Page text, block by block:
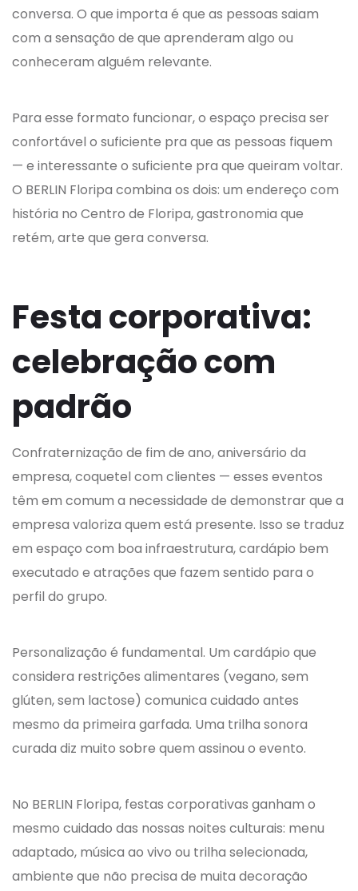
conversa. O que importa é que as pessoas saiam
com a sensação de que aprenderam algo ou
conheceram alguém relevante.
Para esse formato funcionar, o espaço precisa ser
confortável o suficiente pra que as pessoas fiquem
— e interessante o suficiente pra que queiram voltar.
O BERLIN Floripa combina os dois: um endereço com
história no Centro de Floripa, gastronomia que
retém, arte que gera conversa.
Festa corporativa:
celebração com
padrão
Confraternização de fim de ano, aniversário da
empresa, coquetel com clientes — esses eventos
têm em comum a necessidade de demonstrar que a
empresa valoriza quem está presente. Isso se traduz
em espaço com boa infraestrutura, cardápio bem
executado e atrações que fazem sentido para o
perfil do grupo.
Personalização é fundamental. Um cardápio que
considera restrições alimentares (vegano, sem
glúten, sem lactose) comunica cuidado antes
mesmo da primeira garfada. Uma trilha sonora
curada diz muito sobre quem assinou o evento.
No BERLIN Floripa, festas corporativas ganham o
mesmo cuidado das nossas noites culturais: menu
adaptado, música ao vivo ou trilha selecionada,
ambiente que não precisa de muita decoração